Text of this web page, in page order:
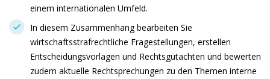
einem internationalen Umfeld.
In diesem Zusammenhang bearbeiten Sie
wirtschaftsstrafrechtliche Fragestellungen, erstellen
Entscheidungsvorlagen und Rechtsgutachten und bewerten
zudem aktuelle Rechtsprechungen zu den Themen interne